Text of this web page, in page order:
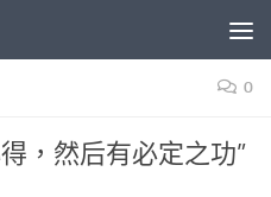
0
，然后有必定之功”